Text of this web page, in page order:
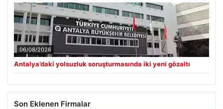
06/08/2026
Antalya’daki yolsuzluk soruşturmasında iki yeni gözaltı
Son Eklenen Firmalar